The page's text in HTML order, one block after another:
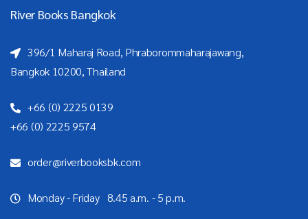
River Books Bangkok
396/1 Maharaj Road, Phraborommaharajawang,
Bangkok 10200, Thailand
+66 (0) 2225 0139
+66 (0) 2225 9574
order@riverbooksbk.com
Monday - Friday 8.45 a.m. - 5 p.m.